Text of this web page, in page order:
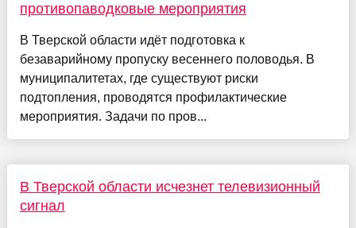
противопаводковые мероприятия
В Тверской области идёт подготовка к
безаварийному пропуску весеннего половодья. В
муниципалитетах, где существуют риски
подтопления, проводятся профилактические
мероприятия. Задачи по пров...
В Тверской области исчезнет телевизионный
сигнал